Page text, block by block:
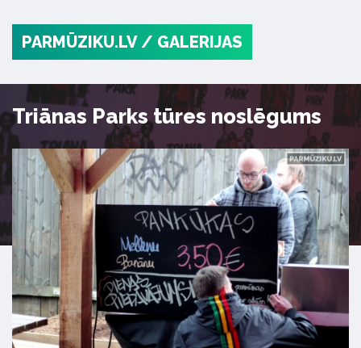
PARMŪZIKU.LV / GALERIJAS
Triānas Parks tūres noslēgums